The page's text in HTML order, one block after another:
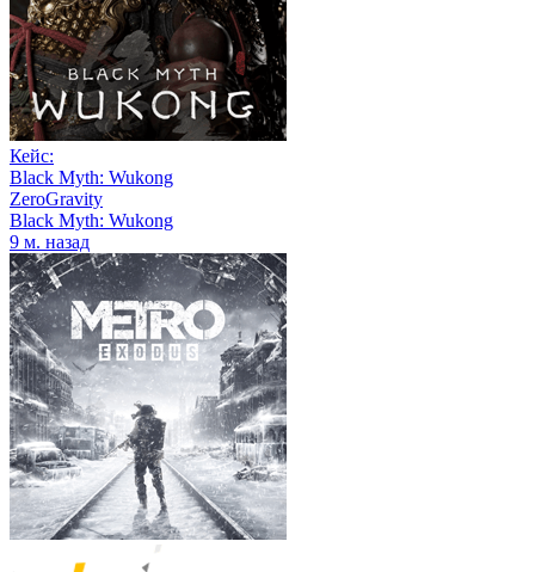
Кейс:
Black Myth: Wukong
ZeroGravity
Black Myth: Wukong
9 м. назад